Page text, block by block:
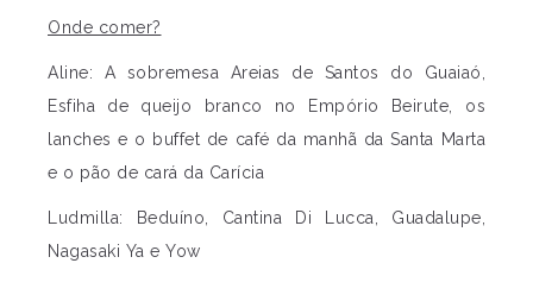
Onde comer?
Aline: A sobremesa Areias de Santos do Guaiaó,
Esfiha de queijo branco no Empório Beirute, os
lanches e o buffet de café da manhã da Santa Marta
e o pão de cará da Carícia
Ludmilla: Beduíno, Cantina Di Lucca, Guadalupe,
Nagasaki Ya e Yow